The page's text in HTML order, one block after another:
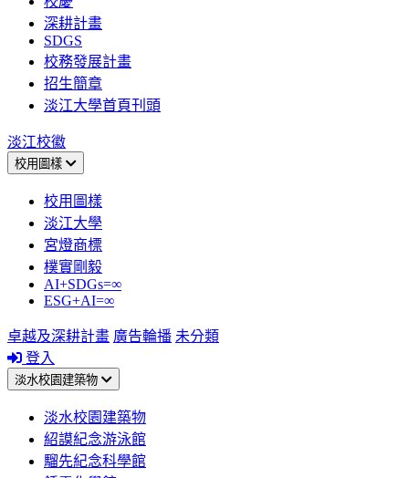
深耕計畫
SDGS
校務發展計畫
招生簡章
淡江大學首頁刊頭
淡江校徽
校用圖樣
校用圖樣
淡江大學
宮燈商標
樸實剛毅
AI+SDGs=∞
ESG+AI=∞
卓越及深耕計畫 廣告輪播 未分類
登入
淡水校園建築物
淡水校園建築物
紹謨紀念游泳館
騮先紀念科學館